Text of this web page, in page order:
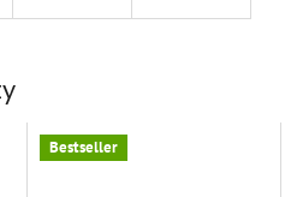
Bestseller